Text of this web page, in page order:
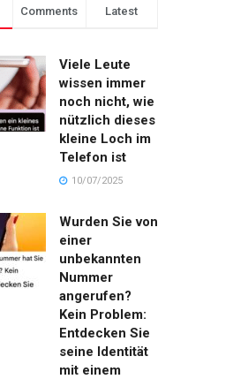
Comments Latest
Viele Leute
wissen immer
noch nicht, wie
nützlich dieses
kleine Loch im
Telefon ist
10/07/2025
Wurden Sie von
einer
unbekannten
Nummer
angerufen?
Kein Problem:
Entdecken Sie
seine Identität
mit einem